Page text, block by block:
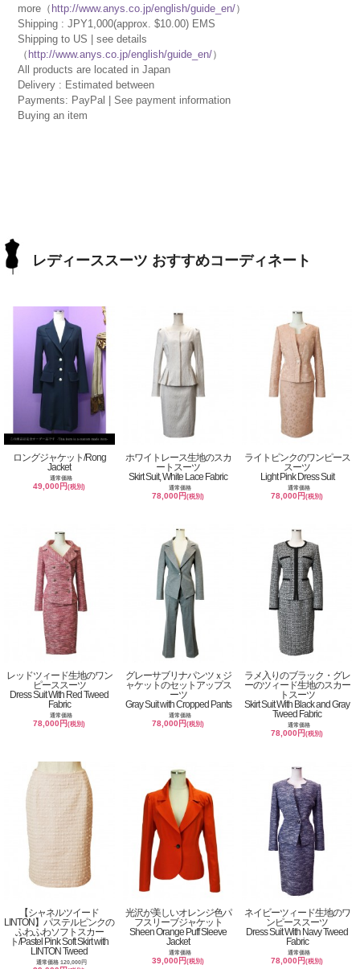
more（ http://www.anys.co.jp/english/guide_en/）
Shipping : JPY1,000(approx. $10.00) EMS
Shipping to US | see details
（ http://www.anys.co.jp/english/guide_en/）
All products are located in Japan
Delivery : Estimated between
Payments: PayPal | See payment information
Buying an item
レディーススーツ おすすめコーディネート
ロングジャケット/Rong
Jacket
通常価格
49,000円(税別)
ホワイトレース生地のスカ
ートスーツ
Skirt Suit, White Lace Fabric
通常価格
78,000円(税別)
ライトピンクのワンピース
スーツ
Light Pink Dress Suit
通常価格
78,000円(税別)
レッドツィード生地のワン
ピーススーツ
Dress Suit With Red Tweed
Fabric
通常価格
78,000円(税別)
グレーサブリナパンツｘジ
ャケットのセットアップス
ーツ
Gray Suit with Cropped Pants
通常価格
78,000円(税別)
ラメ入りのブラック・グレ
ーのツィード生地のスカー
トスーツ
Skirt Suit With Black and Gray
Tweed Fabric
通常価格
78,000円(税別)
【シャネルツイード
LINTON】パステルピンクの
ふわふわソフトスカー
ト/Pastel Pink Soft Skirt with
LINTON Tweed
通常価格 120,000円
光沢が美しいオレンジ色パ
フスリーブジャケット
Sheen Orange Puff Sleeve
Jacket
通常価格
39,000円(税別)
ネイビーツィード生地のワ
ンピーススーツ
Dress Suit With Navy Tweed
Fabric
通常価格
78,000円(税別)